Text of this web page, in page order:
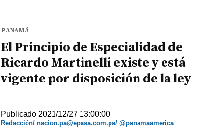
PANAMÁ
El Principio de Especialidad de
Ricardo Martinelli existe y está
vigente por disposición de la ley
Publicado 2021/12/27 13:00:00
Redacción/ nacion.pa@epasa.com.pa/ @panamaamerica